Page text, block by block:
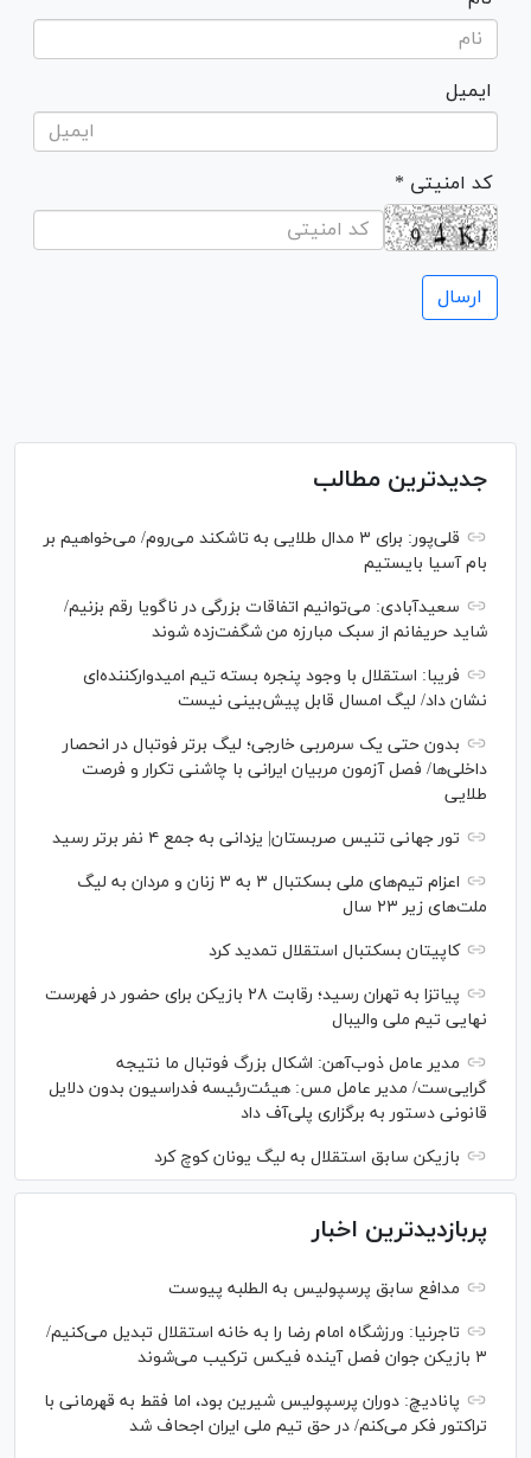
ایمیل
* کد امنیتی
جدیدترین مطالب
قلی‌پور: برای ۳ مدال طلایی به تاشکند می‌روم/ می‌خواهیم بر
بام آسیا بایستیم
سعیدآبادی: می‌توانیم اتفاقات بزرگی در ناگویا رقم بزنیم/
شاید حریفانم از سبک مبارزه من شگفت‌زده شوند
فریبا: استقلال با وجود پنجره بسته تیم امیدوارکننده‌ای
نشان داد/ لیگ امسال قابل پیش‌بینی نیست
بدون حتی یک سرمربی خارجی؛ لیگ برتر فوتبال در انحصار
داخلی‌ها/ فصل آزمون مربیان ایرانی با چاشنی تکرار و فرصت
طلایی
تور جهانی تنیس صربستان| یزدانی به جمع ۴ نفر برتر رسید
اعزام تیم‌های ملی بسکتبال ۳ به ۳ زنان و مردان به لیگ
ملت‌های زیر ۲۳ سال
کاپیتان بسکتبال استقلال تمدید کرد
پیاتزا به تهران رسید؛ رقابت ۲۸ بازیکن برای حضور در فهرست
نهایی تیم ملی والیبال
مدیر عامل ذوب‌آهن: اشکال بزرگ فوتبال ما نتیجه
گرایی‌ست/ مدیر عامل مس: هیئت‌رئیسه فدراسیون بدون دلایل
قانونی دستور به برگزاری پلی‌آف داد
بازیکن سابق استقلال به لیگ یونان کوچ کرد
پربازدیدترین اخبار
مدافع سابق پرسپولیس به الطلبه پیوست
تاجرنیا: ورزشگاه امام رضا را به خانه استقلال تبدیل می‌کنیم/
۳ بازیکن جوان فصل آینده فیکس ترکیب می‌شوند
پانادیچ: دوران پرسپولیس شیرین بود، اما فقط به قهرمانی با
تراکتور فکر می‌کنم/ در حق تیم ملی ایران اجحاف شد